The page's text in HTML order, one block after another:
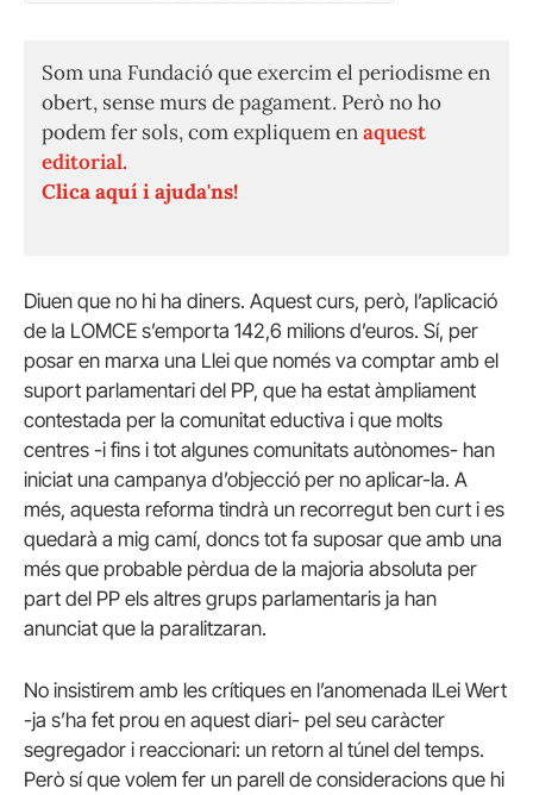
Som una Fundació que exercim el periodisme en
obert, sense murs de pagament. Però no ho
podem fer sols, com expliquem enaquest
editorial.
Clica aquí i ajuda'ns!
Diuen que no hi ha diners. Aquest curs, però, l’aplicació
de la LOMCE s’emporta 142,6 milions d’euros. Sí, per
posar en marxa una Llei que només va comptar amb el
suport parlamentari del PP, que ha estat àmpliament
contestada per la comunitat eductiva i que molts
centres -i fins i tot algunes comunitats autònomes- han
iniciat una campanya d’objecció per no aplicar-la. A
més, aquesta reforma tindrà un recorregut ben curt i es
quedarà a mig camí, doncs tot fa suposar que amb una
més que probable pèrdua de la majoria absoluta per
part del PP els altres grups parlamentaris ja han
anunciat que la paralitzaran.
No insistirem amb les crítiques en l’anomenada lLei Wert
-ja s’ha fet prou en aquest diari- pel seu caràcter
segregador i reaccionari: un retorn al túnel del temps.
Però sí que volem fer un parell de consideracions que hi